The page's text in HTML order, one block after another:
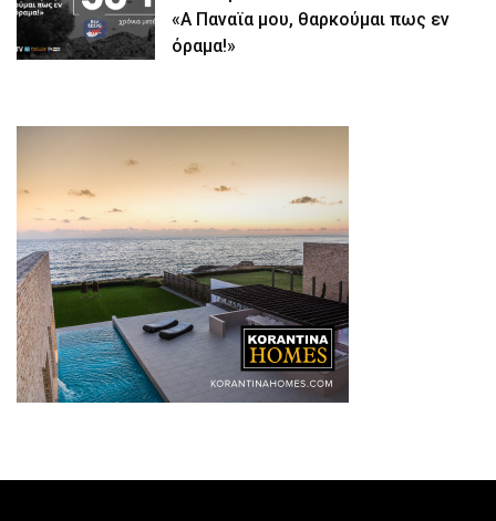
«Α Παναϊα μου, θαρκούμαι πως εν
όραμα!»